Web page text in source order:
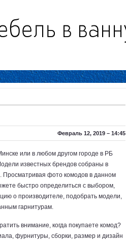
Февраль 12, 2019 – 14:45
или в любом другом городе в РБ
известных брендов собраны в
Просматривая фото комодов в данном
быстро определиться с выбором,
о производителе, подобрать модели,
гарнитурам.
внимание, когда покупаете комод?
фурнитуры, сборки, размер и дизайн